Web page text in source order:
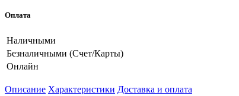
Оплата
Наличными
Безналичными (Счет/Карты)
Онлайн
Описание Характеристики Доставка и оплата